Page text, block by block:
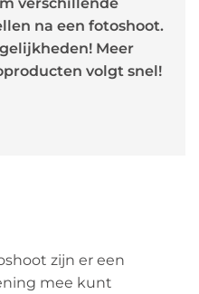
na een fotoshoot.
Meer
volgt snel!
zijn er een
mee kunt